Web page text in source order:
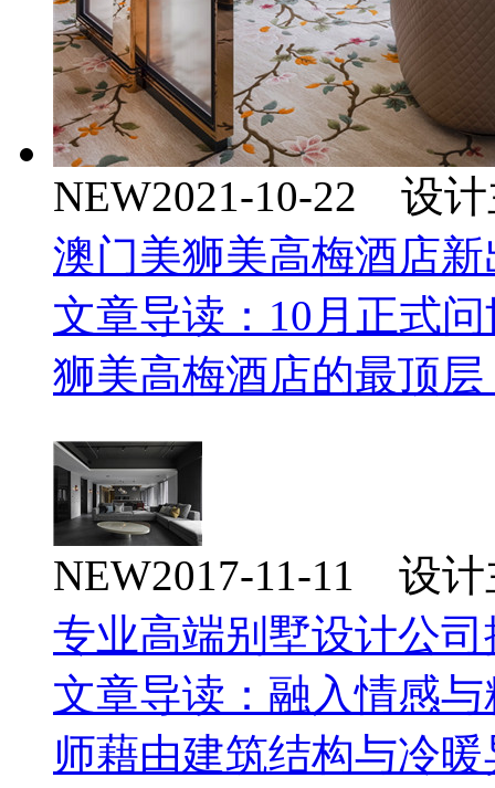
NEW2021-10-22 设
澳门美狮美高梅酒店
文章导读：10月正式
狮美高梅酒店的最顶
NEW2017-11-11 设
专业高端别墅设计公
文章导读：融入情感
师藉由建筑结构与冷